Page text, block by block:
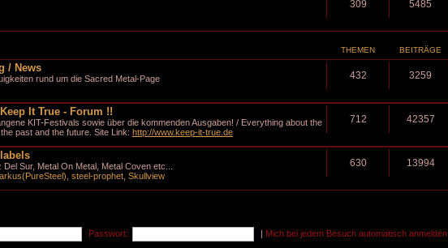
309 5485
THEMEN BEITRÄGE
/ News
rund um die Sacred Metal-Page 432 3259
It True - Forum !!
KIT-Festivals sowie über die kommenden Ausgaben! / Everything about the
past and the future. Site Link: http://www.keep-it-true.de
712 42357
Sur, Metal On Metal, Metal Coven etc...
steel-prophet Skullview
630 13994
Passwort: | Mich bei jedem Besuch automatisch anmelden